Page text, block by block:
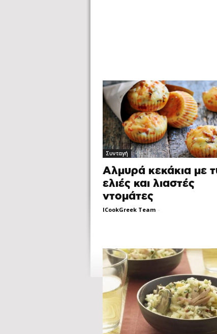
Συνταγή
Αλμυρά κεκάκια με
ελιές και λιαστές
ντομάτες
ICookGreek Team -